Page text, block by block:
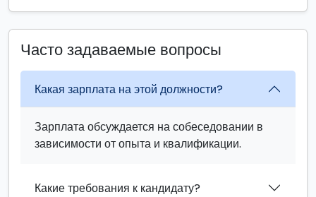
Часто задаваемые вопросы
Какая зарплата на этой должности?
Зарплата обсуждается на собеседовании в
зависимости от опыта и квалификации.
Какие требования к кандидату?